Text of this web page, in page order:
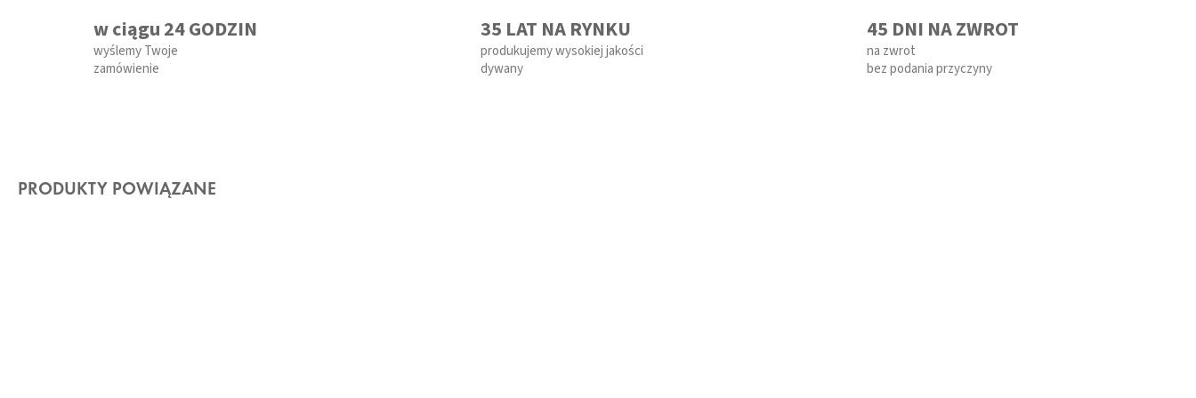
w ciągu 24 GODZIN
wyślemy Twoje
zamówienie
35 LAT NA RYNKU
produkujemy wysokiej jakości
dywany
45 DNI NA ZWROT
na zwrot
bez podania przyczyny
PRODUKTY POWIĄZANE